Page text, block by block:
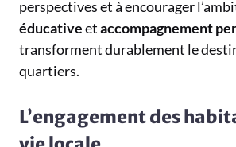
perspectives et à encourager
éducativeetaccompagnement
transforment durablement le
quartiers.
L’engagement des